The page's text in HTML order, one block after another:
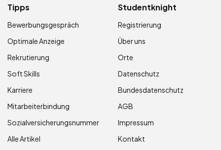
Tipps
Bewerbungsgespräch
Optimale Anzeige
Rekrutierung
Soft Skills
Karriere
Mitarbeiterbindung
Sozialversicherungsnummer
Alle Artikel
Studentknight
Registrierung
Über uns
Orte
Datenschutz
Bundesdatenschutz
AGB
Impressum
Kontakt